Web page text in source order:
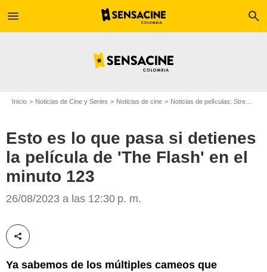
menu search
Inicio Noticias de Cine y Series Noticias de cine Noticias de películas: Streaming
Esto es lo que pasa si detienes
la película de 'The Flash' en el
minuto 123
26/08/2023 a las 12:30 p. m.
Compartir esta noticia
Ya sabemos de los múltiples cameos que